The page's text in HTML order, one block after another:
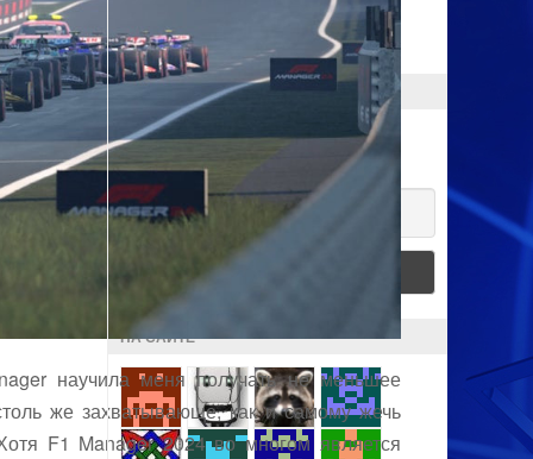
научила меня получать не меньшее
же захватывающе, как и самому жечь
F1 Manager 2024 во многом является
Хочешь получать новости?
Email
НА САЙТЕ